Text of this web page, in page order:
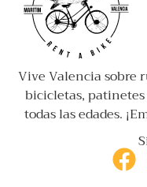
Vive Valencia sobre
bicicletas,
todas las edades.